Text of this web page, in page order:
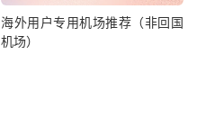
海外用户专用机场推荐（非回国
机场）